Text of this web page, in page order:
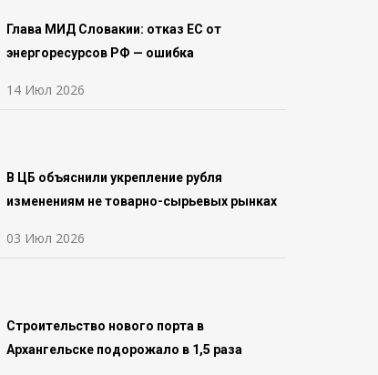
Глава МИД Словакии: отказ ЕС от
энергоресурсов РФ — ошибка
14 Июл 2026
В ЦБ объяснили укрепление рубля
изменениям не товарно-сырьевых рынках
03 Июл 2026
Строительство нового порта в
Архангельске подорожало в 1,5 раза